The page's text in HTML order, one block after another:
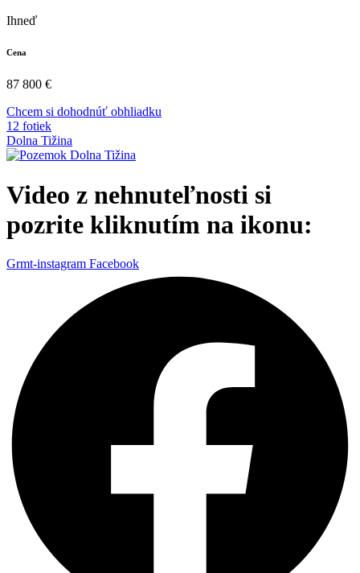
Ihneď
Cena
87 800 €
Chcem si dohodnúť obhliadku
12 fotiek
Dolna Tižina
Video z nehnuteľnosti si
pozrite kliknutím na ikonu:
Grmt-instagram Facebook